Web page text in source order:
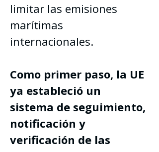
limitar las emisiones
marítimas
internacionales.
Como primer paso, la UE
ya estableció un
sistema de seguimiento,
notificación y
verificación de las